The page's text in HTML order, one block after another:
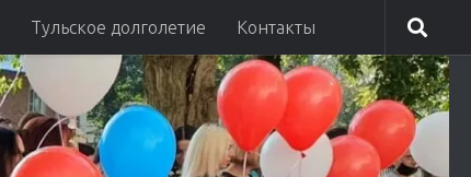
Тульское долголетие Контакты